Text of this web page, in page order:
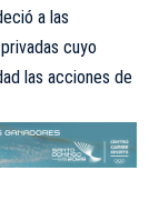
a las
cuyo
las acciones de